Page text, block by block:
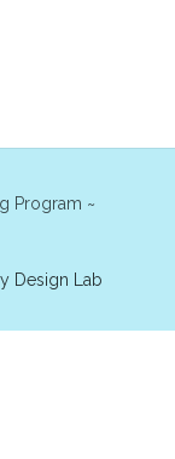
Program ~
Design Lab